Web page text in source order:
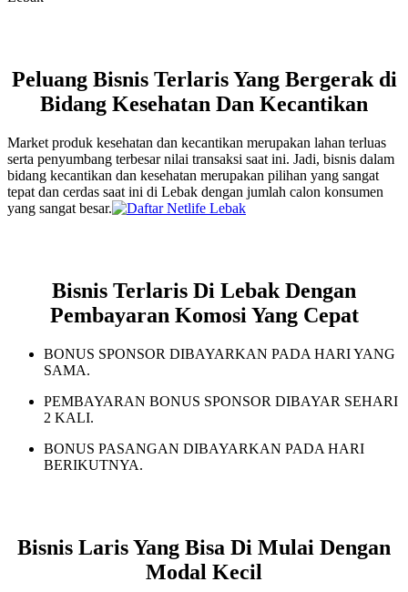
Peluang Bisnis Terlaris Yang Bergerak di
Bidang Kesehatan Dan Kecantikan
Market produk kesehatan dan kecantikan merupakan lahan terluas
serta penyumbang terbesar nilai transaksi saat ini. Jadi, bisnis dalam
bidang kecantikan dan kesehatan merupakan pilihan yang sangat
tepat dan cerdas saat ini di Lebak dengan jumlah calon konsumen
yang sangat besar.
Bisnis Terlaris Di Lebak Dengan
Pembayaran Komosi Yang Cepat
BONUS SPONSOR DIBAYARKAN PADA HARI YANG
SAMA.
PEMBAYARAN BONUS SPONSOR DIBAYAR SEHARI
2 KALI.
BONUS PASANGAN DIBAYARKAN PADA HARI
BERIKUTNYA.
Bisnis Laris Yang Bisa Di Mulai Dengan
Modal Kecil